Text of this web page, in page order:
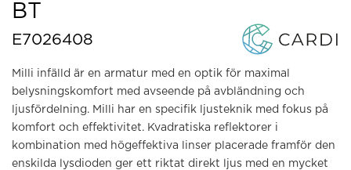
BT
E7026408
Milli infälld är en armatur med en optik för maximal
belysningskomfort med avseende på avbländning och
ljusfördelning. Milli har en specifik ljusteknik med fokus på
komfort och effektivitet. Kvadratiska reflektorer i
kombination med högeffektiva linser placerade framför den
enskilda lysdioden ger ett riktat direkt ljus med en mycket